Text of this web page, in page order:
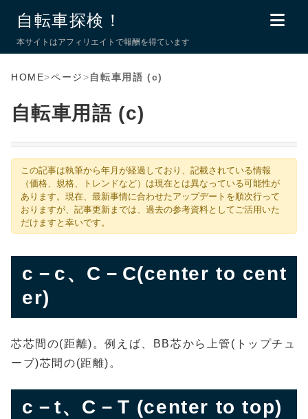
自転車探検！
本サイトはアフィリエイトで報酬を得ています
HOME>ページ>自転車用語 (c)
自転車用語 (c)
この記事は執筆から年月が経過しており、記載されている情報
（価格、規格、トレンドなど）は現在とは異なっている可能性が
あります。現在、最新事情に合わせたアップデートを順次行って
おりますが、記事更新までは、過去の参考資料としてご活用いた
だけますと幸いです。
c－c、C－C(center to cent
er)
芯芯間の(距離)。例えば、BB芯から上管(トップチュ
ーブ)芯間の(距離)。
c－t、C－T (center to top)